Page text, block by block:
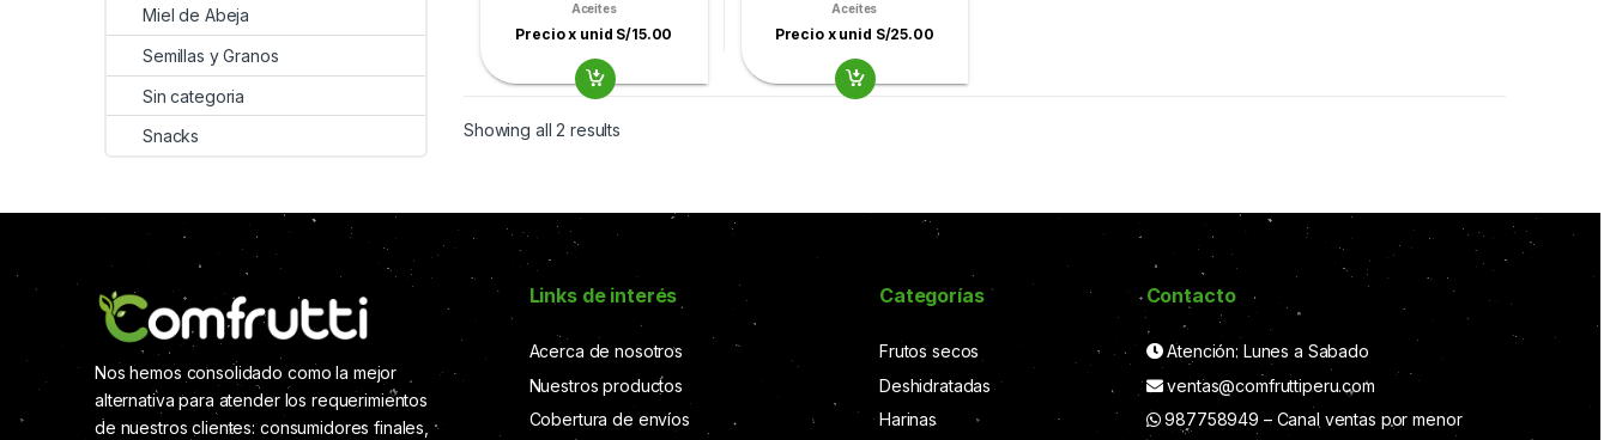
Aceites
Precio x unid S/15.00
Aceites
Precio x unid S/25.00
Showing all 2 results
Miel de Abeja
Semillas y Granos
Sin categoria
Snacks
Nos hemos consolidado como la mejor
alternativa para atender los requerimientos
de nuestros clientes: consumidores finales,
Links de interés
Acerca de nosotros
Nuestros productos
Cobertura de envíos
Categorías
Frutos secos
Deshidratadas
Harinas
Contacto
Atención: Lunes a Sabado
ventas@comfruttiperu.com
987758949 – Canal ventas por menor